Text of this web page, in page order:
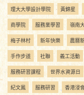
理大大學設計學院 黃錦星
商學院 服務業學習 嶺南
梅子林村 新年快樂 農曆
手作步道 社聯 義工活動
服務研習課程 世界水資源日
紀文鳳 服務研習 香港浸